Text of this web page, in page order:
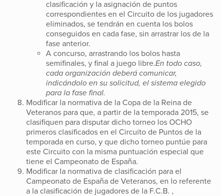
clasificación y la asignación de puntos
correspondientes en el Circuito de los jugadores
eliminados, se tendrán en cuenta los bolos
conseguidos en cada fase, sin arrastrar los de la
fase anterior.
A concurso, arrastrando los bolos hasta
semifinales, y final a juego libre.En todo caso,
cada organización deberá comunicar,
indicándolo en su solicitud, el sistema elegido
para la fase final.
Modificar la normativa de la Copa de la Reina de
Veteranos para que, a partir de la temporada 2015, se
clasifiquen para disputar dicho torneo los OCHO
primeros clasificados en el Circuito de Puntos de la
temporada en curso, y que dicho torneo puntúe para
este Circuito con la misma puntuación especial que
tiene el Campeonato de España.
Modificar la normativa de clasificación para el
Campeonato de España de Veteranos, en lo referente
a la clasificación de jugadores de la F.C.B. ,